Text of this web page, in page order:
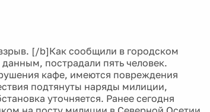
[/b]Как сообщили в городском
пострадали пять человек.
кафе, имеются повреждения
подтянуты наряды милиции,
уточняется. Ранее сегодня